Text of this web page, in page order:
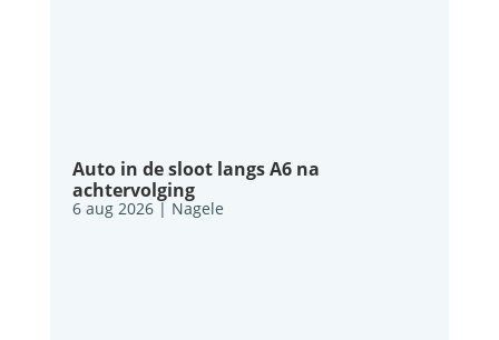
Auto in de sloot langs A6 na
achtervolging
6 aug 2026| Nagele